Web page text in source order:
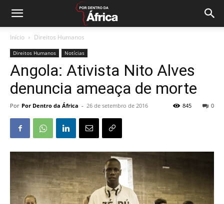
Início Direitos Humanos
Direitos Humanos Notícias
Angola: Ativista Nito Alves
denuncia ameaça de morte
Por Por Dentro da África - 26 de setembro de 2016 0
845